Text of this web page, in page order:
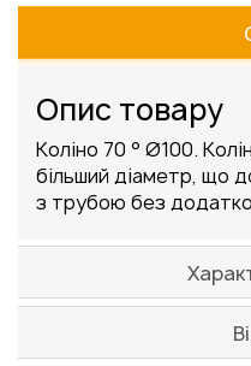
Опис товару
Коліно 70 ° Ø100.
більший діаметр, що
з трубою без